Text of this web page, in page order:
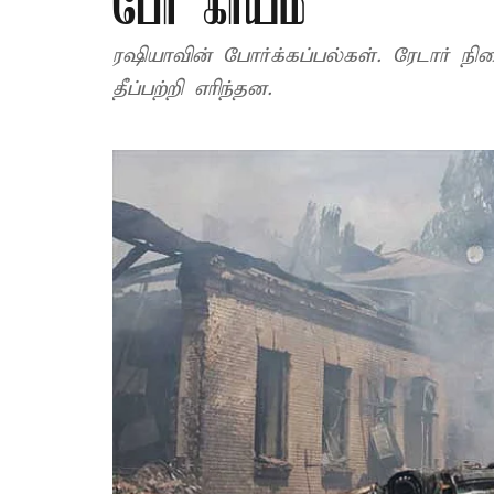
ரஷியாவின் போர்க்கப்பல்கள். ரேடார்
தீப்பற்றி எரிந்தன.